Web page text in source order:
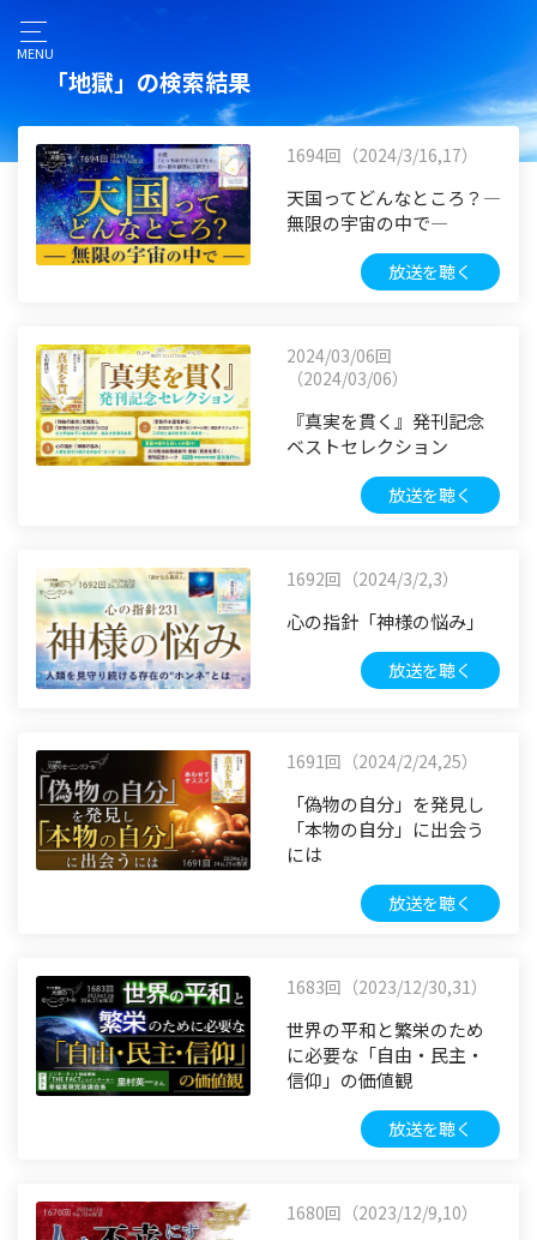
MENU
「地獄」の検索結果
1694回（2024/3/16,17）
天国ってどんなところ？―
無限の宇宙の中で―
放送を聴く
2024/03/06回
（2024/03/06）
『真実を貫く』発刊記念
ベストセレクション
放送を聴く
1692回（2024/3/2,3）
心の指針「神様の悩み」
放送を聴く
1691回（2024/2/24,25）
「偽物の自分」を発見し
「本物の自分」に出会う
には
放送を聴く
1683回（2023/12/30,31）
世界の平和と繁栄のため
に必要な「自由・民主・
信仰」の価値観
放送を聴く
1680回（2023/12/9,10）